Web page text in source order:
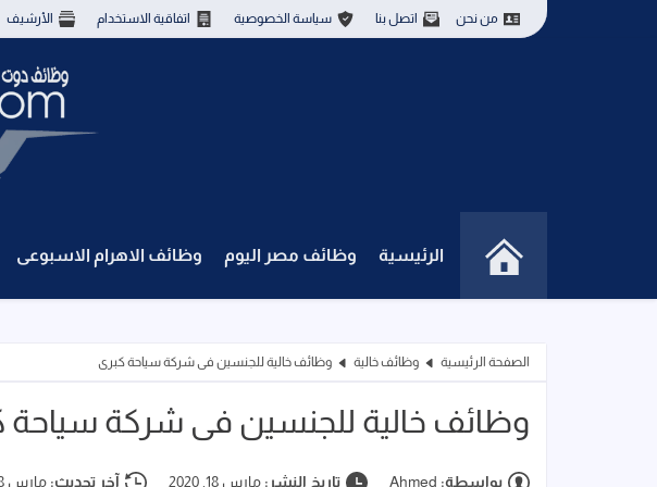
من نحن اتصل بنا سياسة الخصوصية اتفاقية الاستخدام الأرشيف
الرئيسية وظائف مصر اليوم وظائف الاهرام الاسبوعى
الصفحة الرئيسية وظائف خالية وظائف خالية للجنسين فى شركة سياحة كبرى
وظائف خالية للجنسين فى شركة سياحة
بواسطة: Ahmed تاريخ النشر: مارس 18, 2020 آخر تحديث: مارس 18, 2020